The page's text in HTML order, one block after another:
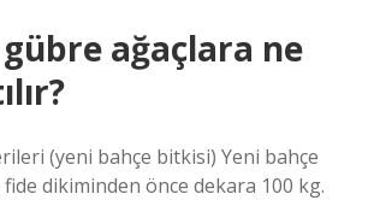
gübre ağaçlara ne
(yeni bahçe bitkisi) Yeni bahçe
dikiminden önce dekara 100 kg.